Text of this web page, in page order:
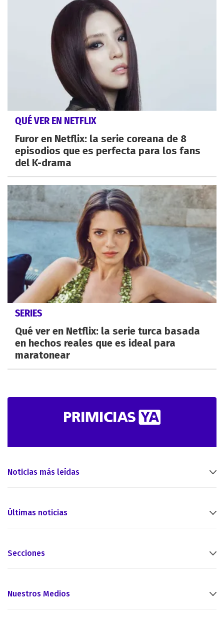
QUÉ VER EN NETFLIX
Furor en Netflix: la serie coreana de 8
episodios que es perfecta para los fans
del K-drama
SERIES
Qué ver en Netflix: la serie turca basada
en hechos reales que es ideal para
maratonear
Noticias más leídas
Últimas noticias
Secciones
Nuestros Medios